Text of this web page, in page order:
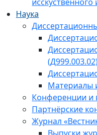
Наука
Материалы
Конференции и
Партнёрские
Журнал